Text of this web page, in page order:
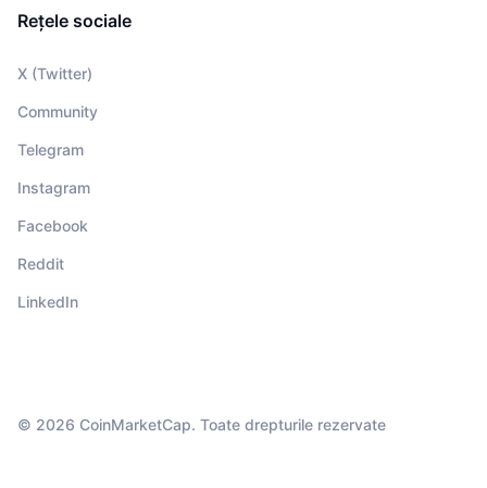
Rețele sociale
X (Twitter)
Community
Telegram
Instagram
Facebook
Reddit
LinkedIn
© 2026 CoinMarketCap. Toate drepturile rezervate